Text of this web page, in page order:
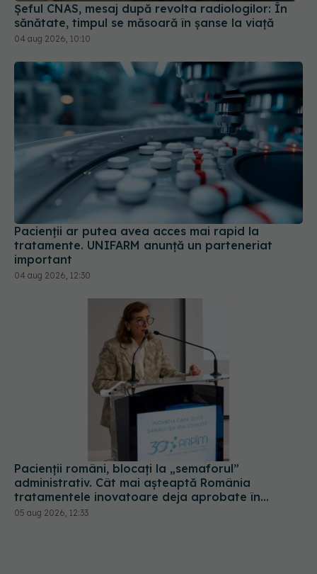
Șeful CNAS, mesaj după revolta radiologilor: În
sănătate, timpul se măsoară în șanse la viață
04 aug 2026, 10:10
Pacienții ar putea avea acces mai rapid la
tratamente. UNIFARM anunță un parteneriat
important
04 aug 2026, 12:30
Pacienții români, blocați la „semaforul”
administrativ. Cât mai așteaptă România
tratamentele inovatoare deja aprobate în
Europa
05 aug 2026, 12:33